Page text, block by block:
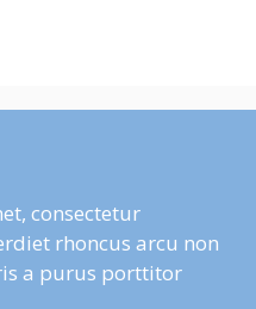
consectetur
rhoncus arcu non
a purus porttitor